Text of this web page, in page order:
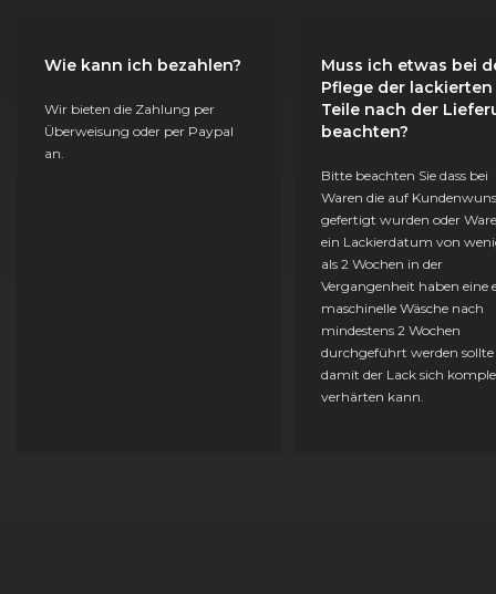
Wie kann ich bezahlen?
Wir bieten die Zahlung per
Überweisung oder per Paypal
an.
Muss ich etwas bei
Pflege der lackierten
Teile nach der
beachten?
Bitte beachten Sie dass bei
Waren die auf
gefertigt wurden oder
ein Lackierdatum von
als 2 Wochen in der
Vergangenheit haben eine
maschinelle Wäsche nach
mindestens 2 Wochen
durchgeführt werden sollte
damit der Lack sich
verhärten kann.